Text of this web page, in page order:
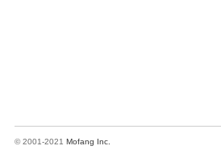
© 2001-2021 Mofang Inc.